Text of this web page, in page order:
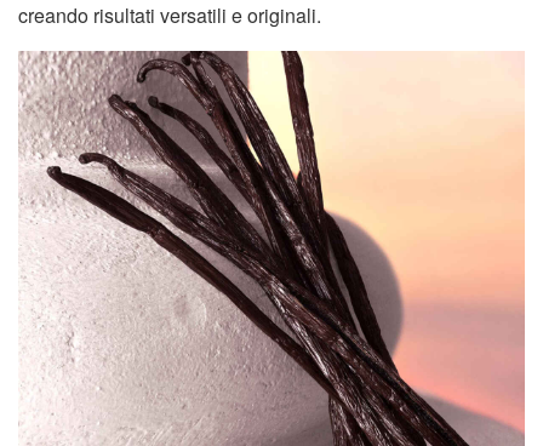
creando risultati versatili e originali.